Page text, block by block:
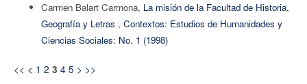
Carmen Balart Carmona, La misión de la Facultad de Historia,
Geografía y Letras , Contextos: Estudios de Humanidades y
Ciencias Sociales: No. 1 (1998)
<< < 1 2 3 4 5 > >>